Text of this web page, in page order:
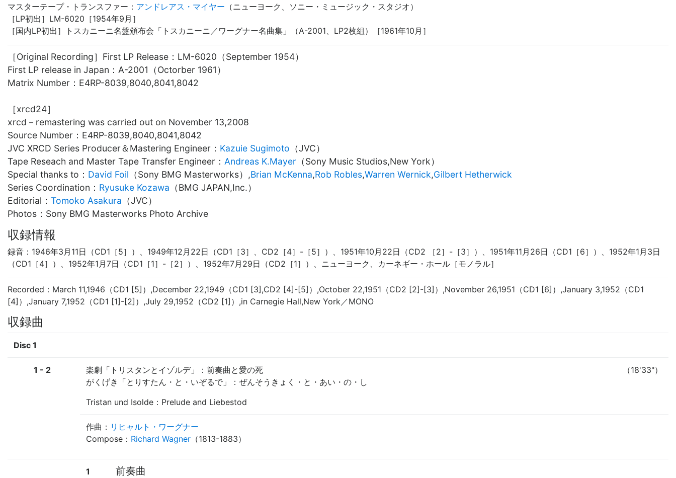
マスターテープ・トランスファー ： アンドレアス・マイヤー （ニューヨーク、ソニー・ミュージック・スタジオ）
［LP初出］LM-6020［1954年9月］
［国内LP初出］トスカニーニ名盤頒布会「トスカニーニ／ワーグナー名曲集」（A-2001、LP2枚組）［1961年10月］
［Original Recording］First LP Release：LM-6020（September 1954）
First LP release in Japan：A-2001（Octorber 1961）
Matrix Number：E4RP-8039,8040,8041,8042
［xrcd24］
xrcd－remastering was carried out on November 13,2008
Source Number：E4RP-8039,8040,8041,8042
JVC XRCD Series Producer＆Mastering Engineer ： Kazuie Sugimoto （JVC）
Tape Reseach and Master Tape Transfer Engineer ： Andreas K.Mayer （Sony Music Studios,New York）
Special thanks to ： David Foil （Sony BMG Masterworks）,Brian McKenna,Rob Robles,Warren Wernick,Gilbert Hetherwick
Series Coordination ： Ryusuke Kozawa （BMG JAPAN,Inc.）
Editorial ： Tomoko Asakura （JVC）
Photos ： Sony BMG Masterworks Photo Archive
収録情報
録音：1946年3月11日（CD1［5］）、1949年12月22日（CD1［3］、CD2［4］-［5］）、1951年10月22日（CD2 ［2］-［3］）、1951年11月26日（CD1［6］）、1952年1月3日
（CD1［4］）、1952年1月7日（CD1［1］-［2］）、1952年7月29日（CD2［1］）、ニューヨーク、カーネギー・ホール［モノラル］
Recorded：March 11,1946（CD1 [5]）,December 22,1949（CD1 [3],CD2 [4]-[5]）,October 22,1951（CD2 [2]-[3]）,November 26,1951（CD1 [6]）,January 3,1952（CD1
[4]）,January 7,1952（CD1 [1]-[2]）,July 29,1952（CD2 [1]）,in Carnegie Hall,New York／MONO
収録曲
Disc 1
1 - 2 （18'33"）
楽劇「トリスタンとイゾルデ」：前奏曲と愛の死
がくげき「とりすたん・と・いぞるで」：ぜんそうきょく・と・あい・の・し
Tristan und Isolde：Prelude and Liebestod
作曲： リヒャルト・ワーグナー
Compose： Richard Wagner （1813-1883）
1 前奏曲